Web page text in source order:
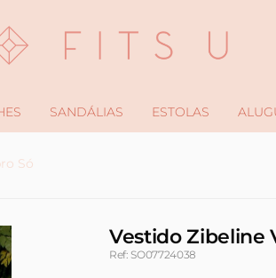
SANDÁLIAS ESTOLAS
Só
Vestido Zibeline
Ref: SO07724038